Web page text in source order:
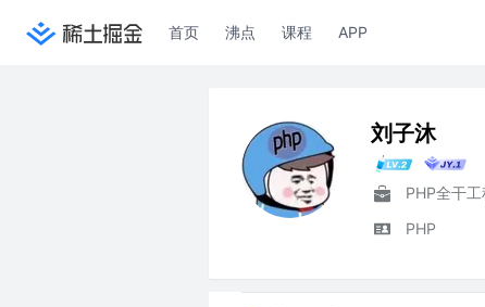
首页 沸点 课程 APP
刘子沐
PHP全干
PHP